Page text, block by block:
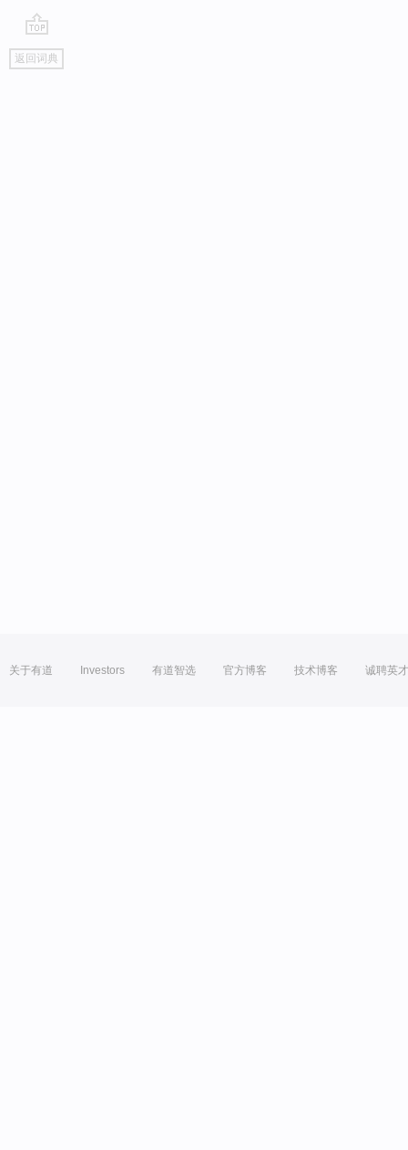
go
top
返回词典
关于有道 Investors 有道智选 官方博客 技术博客 诚聘英才